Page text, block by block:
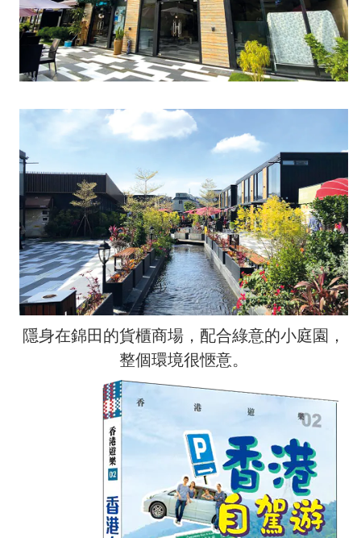
隱身在錦田的貨櫃商場，配合綠意的小庭園，
整個環境很愜意。